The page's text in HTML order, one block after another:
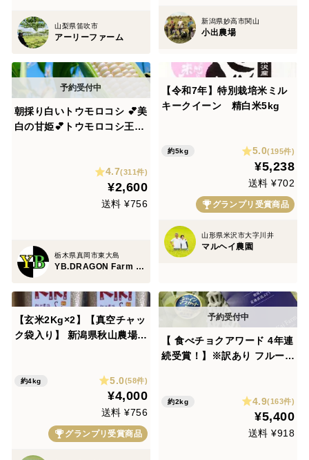
山梨県笛吹市
アーリーファーム
新潟県妙高市関山
小出農場
朝採り白いトウモロコシ 💕美
白の甘姫💕トウモロコシ王子
食べれる甘いとうもろこし🌽
先着順！売り切れ次第終了‼️
ご予約お早めに🤩夏ギフト🎁
4.7(311件)
¥2,600
送料 ¥756
栃木県真岡市東大島
YB.DRAGON Farm 『🌽トウモロコシ王子👑』
【令和7年】特別栽培米ミル
キークイーン 精白米5kg
約5kg 5.0(195件)
¥5,238
送料 ¥702
グランプリ受賞商品
山形県米沢市大字川井
マルヘイ農園
【玄米2Kg×2】【真空チャッ
ク袋入り】 新潟県秋山農場産
スパルタな愛情栽培。一粒一
粒が頑丈で健康です。玄米食
約4kg 5.0(58件)
¥4,000
送料 ¥756
グランプリ受賞商品
【 食べチョクアワード 4年連
続受賞！】※訳あり フルーツ
粧箱入り）
約2kg 4.9(163件)
¥5,400
送料 ¥918